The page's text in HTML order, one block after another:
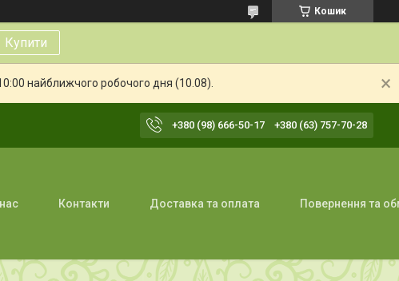
Кошик
Купити
найближчого робочого дня (10.08).
+380 (98) 666-50-17 +380 (63) 757-70-28
Контакти Доставка та оплата Повернення та